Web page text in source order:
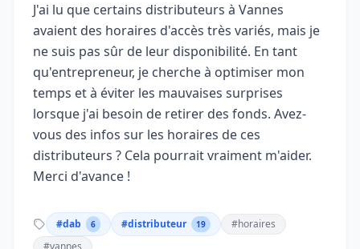
J'ai lu que certains distributeurs à Vannes
avaient des horaires d'accès très variés, mais je
ne suis pas sûr de leur disponibilité. En tant
qu'entrepreneur, je cherche à optimiser mon
temps et à éviter les mauvaises surprises
lorsque j'ai besoin de retirer des fonds. Avez-
vous des infos sur les horaires de ces
distributeurs ? Cela pourrait vraiment m'aider.
Merci d'avance !
#dab 6 #distributeur 19
#horaires
#vannes